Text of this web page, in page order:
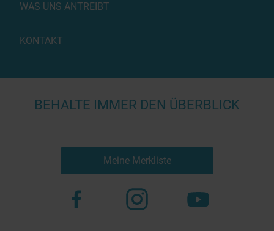
WAS UNS ANTREIBT
KONTAKT
BEHALTE IMMER DEN ÜBERBLICK
Meine Merkliste